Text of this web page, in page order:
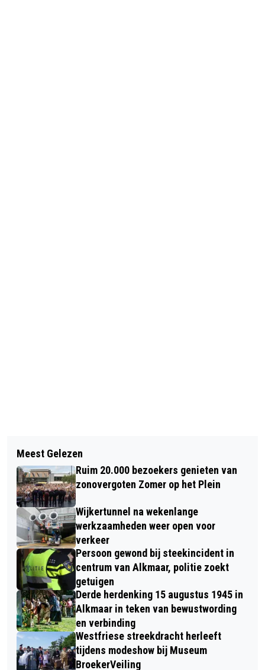
OVERVAL OP KRUIDVAT
WINKELCENTRUM DE HOEF
WEET U WAT ER ALLEMAAL MOGELIJK
IS?
Meest Gelezen
Ruim 20.000 bezoekers genieten van
zonovergoten Zomer op het Plein
Wijkertunnel na wekenlange
werkzaamheden weer open voor
verkeer
Persoon gewond bij steekincident in
centrum van Alkmaar, politie zoekt
getuigen
Derde herdenking 15 augustus 1945 in
Alkmaar in teken van bewustwording
en verbinding
Westfriese streekdracht herleeft
tijdens modeshow bij Museum
BroekerVeiling